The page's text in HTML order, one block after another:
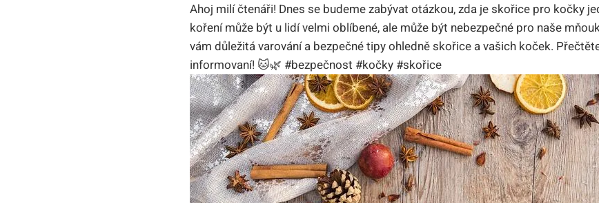
Ahoj milí čtenáři! Dnes se budeme zabývat otázkou, zda je skořice pro kočky
koření může být u lidí velmi oblíbené, ale může být nebezpečné pro naše
vám důležitá varování a bezpečné tipy ohledně skořice a vašich koček.
informovaní! 🐱🌿 #bezpečnost #kočky #skořice